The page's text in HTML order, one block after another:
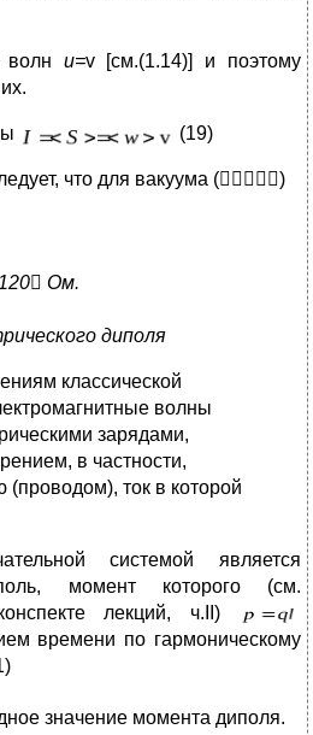
волн u=v [см.(1.14)] и поэтому
(19)
что для вакуума ()
 Ом.
диполя
классической
волны
зарядами,
в частности,
(проводом), ток в которой
системой является
момент которого (см.
лекций, ч.II)
времени по гармоническому
значение момента диполя.